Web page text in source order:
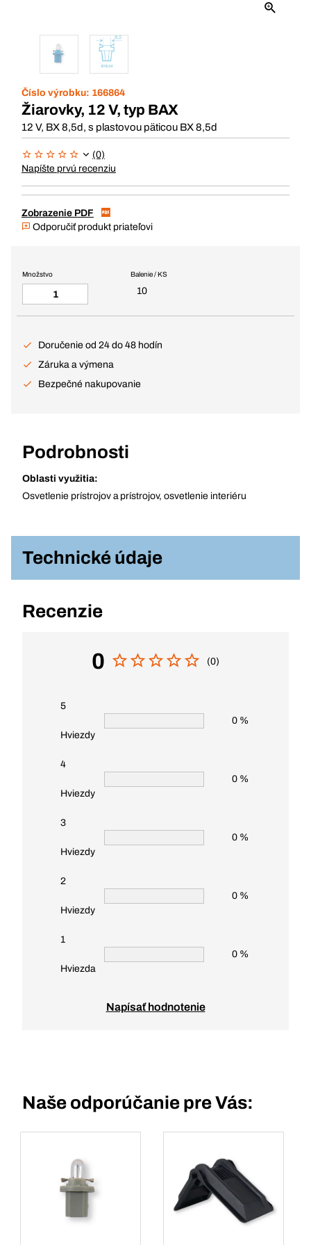
Číslo výrobku: 166864
Žiarovky, 12 V, typ BAX
12 V, BX 8,5d, s plastovou päticou BX 8,5d
(0)
Napíšte prvú recenziu
Zobrazenie PDF
Odporučiť produkt priateľovi
Balenie / KS
10
Množstvo
Doručenie od 24 do 48 hodín
Záruka a výmena
Bezpečné nakupovanie
Podrobnosti
Oblasti využitia:
Osvetlenie prístrojov a prístrojov, osvetlenie interiéru
Technické údaje
Recenzie
0 (0)
5
Hviezdy
0 %
4
Hviezdy
0 %
3
Hviezdy
0 %
2
Hviezdy
0 %
1
Hviezda
0 %
Napísať hodnotenie
Naše odporúčanie pre Vás: